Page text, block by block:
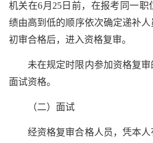
机关在6月25日前，在报考同一
绩由高到低的顺序依次确定递补
初审合格后，进入资格复审。
未在规定时限内参加资格复
面试资格。
（二）面试
经资格复审合格人员，凭本